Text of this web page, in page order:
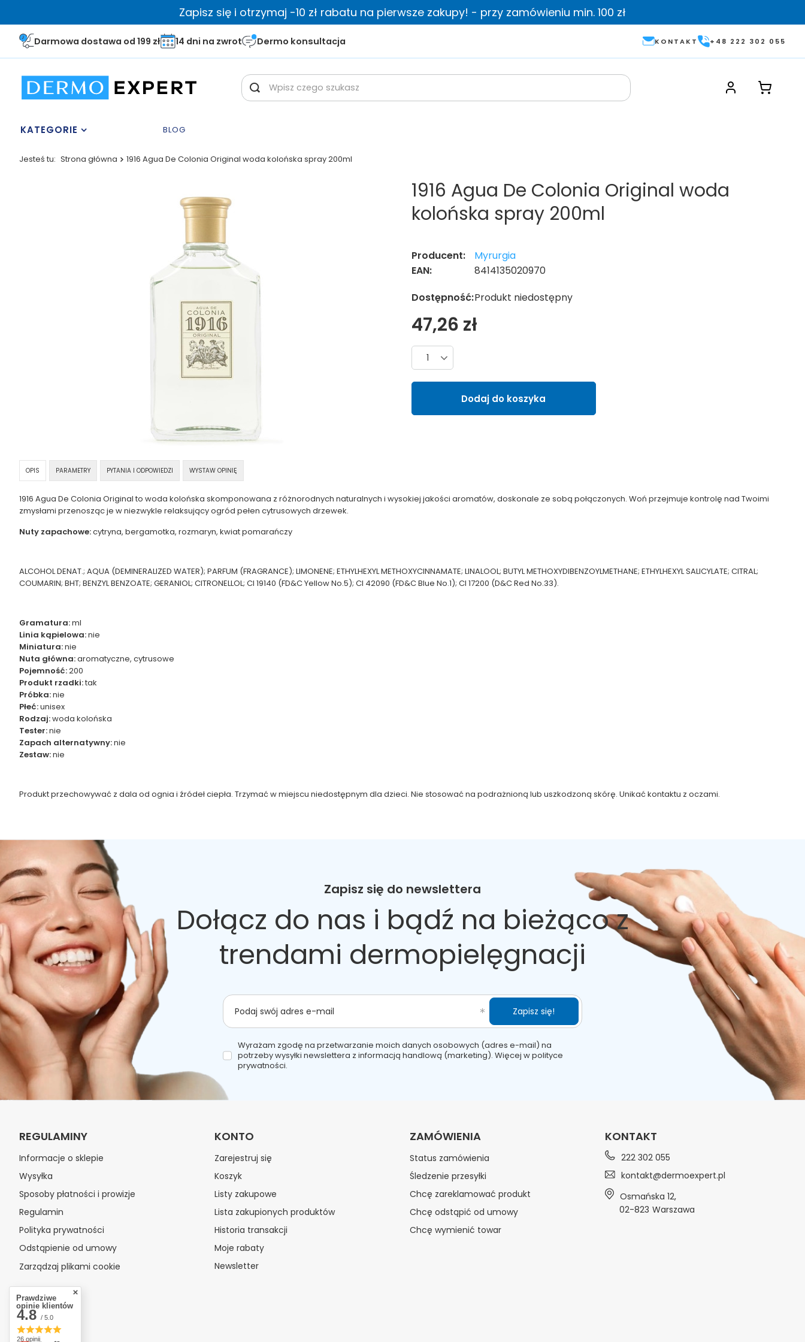
Zapisz się i otrzymaj -10 zł rabatu na pierwsze zakupy! - przy zamówieniu min. 100 zł
Darmowa dostawa od 199 zł 14 dni na zwrot Dermo konsultacja KONTAKT +48 222 302 055
KATEGORIE BLOG
Jesteś tu: Strona główna 1916 Agua De Colonia Original woda kolońska spray 200ml
1916 Agua De Colonia Original woda
kolońska spray 200ml
Producent:
Myrurgia
EAN:
8414135020970
Dostępność:Produkt niedostępny
47,26 zł
Liczba produktów
Dodaj do koszyka
OPIS PARAMETRY PYTANIA I ODPOWIEDZI WYSTAW OPINIĘ
1916 Agua De Colonia Original to woda kolońska skomponowana z różnorodnych naturalnych i wysokiej jakości aromatów, doskonale ze sobą połączonych. Woń przejmuje kontrolę nad Twoimi
zmysłami przenosząc je w niezwykle relaksujący ogród pełen cytrusowych drzewek.
Nuty zapachowe:cytryna, bergamotka, rozmaryn, kwiat pomarańczy
ALCOHOL DENAT.; AQUA (DEMINERALIZED WATER); PARFUM (FRAGRANCE); LIMONENE; ETHYLHEXYL METHOXYCINNAMATE; LINALOOL; BUTYL METHOXYDIBENZOYLMETHANE; ETHYLHEXYL SALICYLATE; CITRAL;
COUMARIN; BHT; BENZYL BENZOATE; GERANIOL; CITRONELLOL; CI 19140 (FD&C Yellow No.5); CI 42090 (FD&C Blue No.1); CI 17200 (D&C Red No.33).
Gramatura:ml
Linia kąpielowa:nie
Miniatura:nie
Nuta główna:aromatyczne, cytrusowe
Pojemność:200
Produkt rzadki:tak
Próbka:nie
Płeć:unisex
Rodzaj:woda kolońska
Tester:nie
Zapach alternatywny:nie
Zestaw:nie
Produkt przechowywać z dala od ognia i źródeł ciepła. Trzymać w miejscu niedostępnym dla dzieci. Nie stosować na podrażnioną lub uszkodzoną skórę. Unikać kontaktu z oczami.
Zapisz się do newslettera
Dołącz do nas i bądź na bieżąco z
trendami dermopielęgnacji
Podaj swój adres e-mail
Wyrażam zgodę na przetwarzanie moich danych osobowych (adres e-mail) na
potrzeby wysyłki newslettera z informacją handlową (marketing). Więcej wpolityce
prywatności.
Zapisz się!
REGULAMINY
Informacje o sklepie
Wysyłka
Sposoby płatności i prowizje
Regulamin
Polityka prywatności
Odstąpienie od umowy
Zarządzaj plikami cookie
KONTO
Zarejestruj się
Koszyk
Listy zakupowe
Lista zakupionych produktów
Historia transakcji
Moje rabaty
Newsletter
ZAMÓWIENIA
Status zamówienia
Śledzenie przesyłki
Chcę zareklamować produkt
Chcę odstąpić od umowy
Chcę wymienić towar
KONTAKT
222 302 055
kontakt@dermoexpert.pl
Osmańska 12,
02-823 Warszawa
Prawdziwe
opinie klientów
4.8 / 5.0
26 opinii